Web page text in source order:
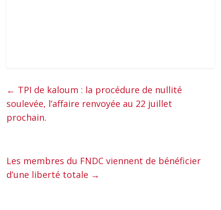
← TPI de kaloum : la procédure de nullité
soulevée, l’affaire renvoyée au 22 juillet
prochain.
Les membres du FNDC viennent de bénéficier
d’une liberté totale →